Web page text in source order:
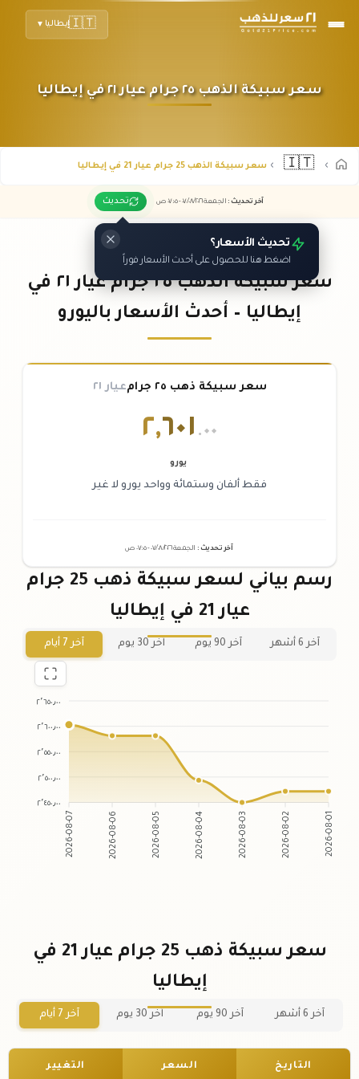
🇮🇹إيطاليا ▼
سعر سبيكة الذهب ٢٥ جرام عيار ٢١ في إيطاليا
🇮🇹 سعر سبيكة الذهب 25 جرام عيار 21 في إيطاليا
آخر تحديث : الجمعة ٠٧ /٠٨/٢٠٢٦ - ٠٧:٠٥ ص تحديث
تحديث الأسعار؟
اضغط هنا للحصول على أحدث الأسعار فوراً
سعر سبيكة الذهب ٢٥ جرام عيار ٢١ في
إيطاليا – أحدث الأسعار باليورو
سعر سبيكة ذهب ٢٥ جرام عيار ٢١
٢,٦٠١ .٠٠
يورو
فقط ألفان وستمائة وواحد يورو لا غير
آخر تحديث : الجمعة ٠٧ /٠٨/٢٠٢٦ - ٠٧:٠٥ ص
رسم بياني لسعر سبيكة ذهب 25 جرام
عيار 21 في إيطاليا
آخر 6 أشهر آخر 90 يوم آخر 30 يوم آخر 7 أيام
٢٬٦٥٠٫٠٠
٢٬٦٠٠٫٠٠
٢٬٥٥٠٫٠٠
٢٬٥٠٠٫٠٠
٢٬٤٥٠٫٠٠
2026-08-07 2026-08-06 2026-08-05 2026-08-04 2026-08-03 2026-08-02 2026-08-01
سعر سبيكة ذهب 25 جرام عيار 21 في
إيطاليا
آخر 6 أشهر آخر 90 يوم آخر 30 يوم آخر 7 أيام
التاريخ السعر التغيير